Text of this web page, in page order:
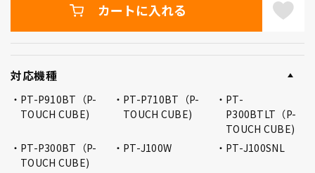
カートに入れる
対応機種
PT-P910BT（P-
TOUCH CUBE)
PT-P710BT（P-
TOUCH CUBE)
PT-
P300BTLT（P-
TOUCH CUBE)
PT-P300BT（P-
TOUCH CUBE)
PT-J100W PT-J100SNL